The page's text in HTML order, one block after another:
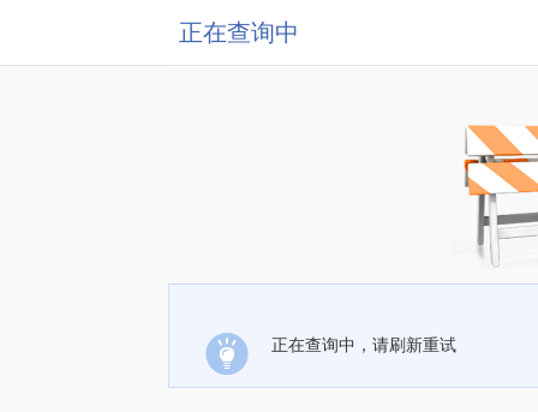
正在查询中
正在查询中，请刷新重试